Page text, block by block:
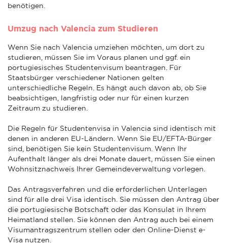
benötigen.
Umzug nach Valencia zum Studieren
Wenn Sie nach Valencia umziehen möchten, um dort zu
studieren, müssen Sie im Voraus planen und ggf. ein
portugiesisches Studentenvisum beantragen. Für
Staatsbürger verschiedener Nationen gelten
unterschiedliche Regeln. Es hängt auch davon ab, ob Sie
beabsichtigen, langfristig oder nur für einen kurzen
Zeitraum zu studieren.
Die Regeln für Studentenvisa in Valencia sind identisch mit
denen in anderen EU-Ländern. Wenn Sie EU/EFTA-Bürger
sind, benötigen Sie kein Studentenvisum. Wenn Ihr
Aufenthalt länger als drei Monate dauert, müssen Sie einen
Wohnsitznachweis Ihrer Gemeindeverwaltung vorlegen.
Das Antragsverfahren und die erforderlichen Unterlagen
sind für alle drei Visa identisch. Sie müssen den Antrag über
die portugiesische Botschaft oder das Konsulat in Ihrem
Heimatland stellen. Sie können den Antrag auch bei einem
Visumantragszentrum stellen oder den Online-Dienst e-
Visa nutzen.